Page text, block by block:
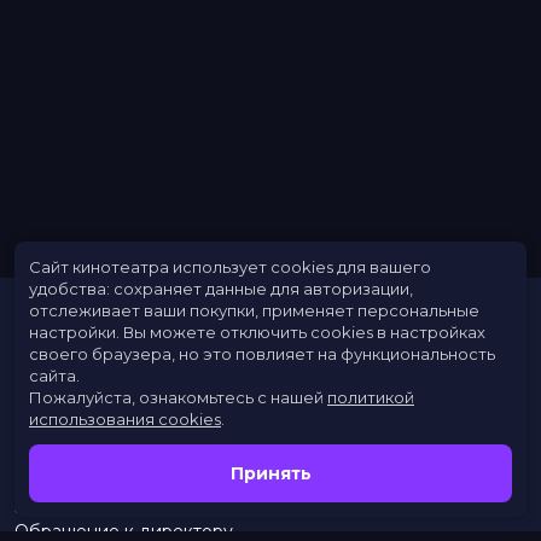
Расписание
Скоро в кино
Заведения
Обращение к директору
Сайт кинотеатра использует cookies для вашего
удобства: сохраняет данные для авторизации,
отслеживает ваши покупки, применяет персональные
настройки. Вы можете отключить cookies в настройках
своего браузера, но это повлияет на функциональность
сайта.
Пожалуйста, ознакомьтесь с нашей политикой
использования cookies
Принять